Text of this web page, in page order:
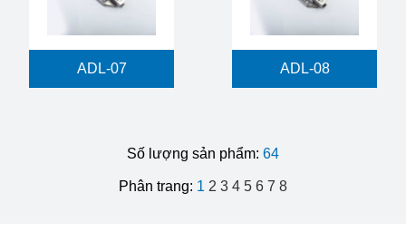
ADL-07 ADL-08
Số lượng sản phẩm: 64
Phân trang: 1 2 3 4 5 6 7 8